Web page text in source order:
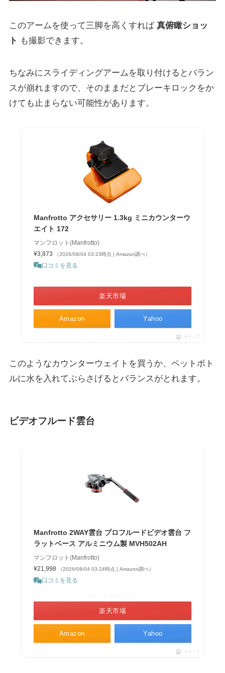
このアームを使って三脚を高くすれば 真俯瞰ショッ
ト も撮影できます。
ちなみにスライディングアームを取り付けるとバラン
スが崩れますので、そのままだとブレーキロックをか
けても止まらない可能性があります。
Manfrotto アクセサリー 1.3kg ミニカウンターウ
エイト 172
マンフロット(Manfrotto)
¥3,873
（2026/08/04 03:23時点 | Amazon調べ）
口コミを見る
Amazon
楽天市場
Yahoo
ポチップ
このようなカウンターウェイトを買うか、ペットボト
ルに水を入れてぶらさげるとバランスがとれます。
ビデオフルード雲台
Manfrotto 2WAY雲台 プロフルードビデオ雲台 フ
ラットベース アルミニウム製 MVH502AH
マンフロット(Manfrotto)
¥21,998
（2026/08/04 03:24時点 | Amazon調べ）
口コミを見る
Amazon
楽天市場
Yahoo
ポチップ